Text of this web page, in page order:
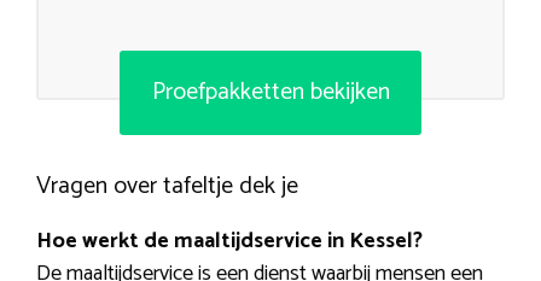
Proefpakketten bekijken
Vragen over tafeltje dek je
Hoe werkt de maaltijdservice in Kessel?